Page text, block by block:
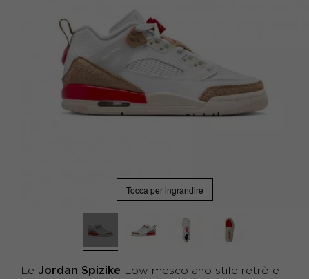
Tocca per ingrandire
Le Jordan Spizike Low mescolano stile retrò e